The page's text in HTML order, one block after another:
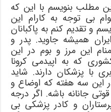
مطلب بنویسم با این که
بی توجه به کارام این
و تقدیم کنم به پاکبانان
همیشه جاوید. پدر و
این مرز و بوم در این
که به اپیدمی کرونا
با پزشکان دارند. شاید
این سه هفته که اوضاع و
جانانه باشه. اگر درجه
و کادر پزشکی بی